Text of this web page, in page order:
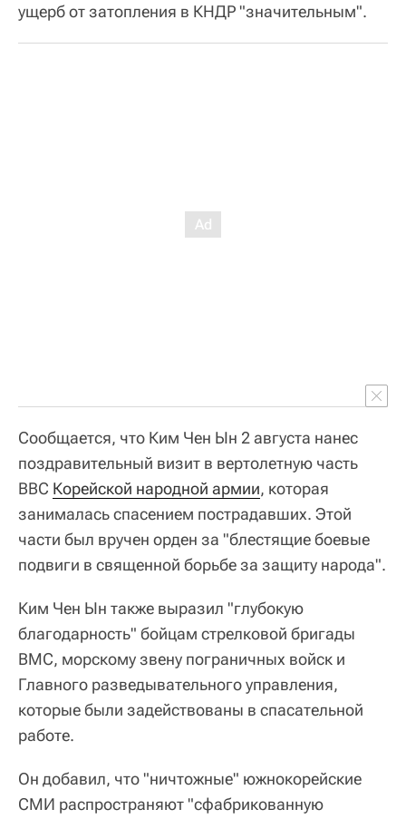
ущерб от затопления в КНДР "значительным".
Сообщается, что Ким Чен Ын 2 августа нанес
поздравительный визит в вертолетную часть
ВВС Корейской народной армии, которая
занималась спасением пострадавших. Этой
части был вручен орден за "блестящие боевые
подвиги в священной борьбе за защиту народа".
Ким Чен Ын также выразил "глубокую
благодарность" бойцам стрелковой бригады
ВМС, морскому звену пограничных войск и
Главного разведывательного управления,
которые были задействованы в спасательной
работе.
Он добавил, что "ничтожные" южнокорейские
СМИ распространяют "сфабрикованную